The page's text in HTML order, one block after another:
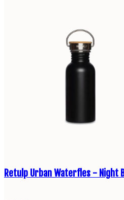
Retulp Urban Waterfles - Night